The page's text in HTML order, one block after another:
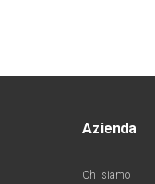
Azienda
Chi siamo